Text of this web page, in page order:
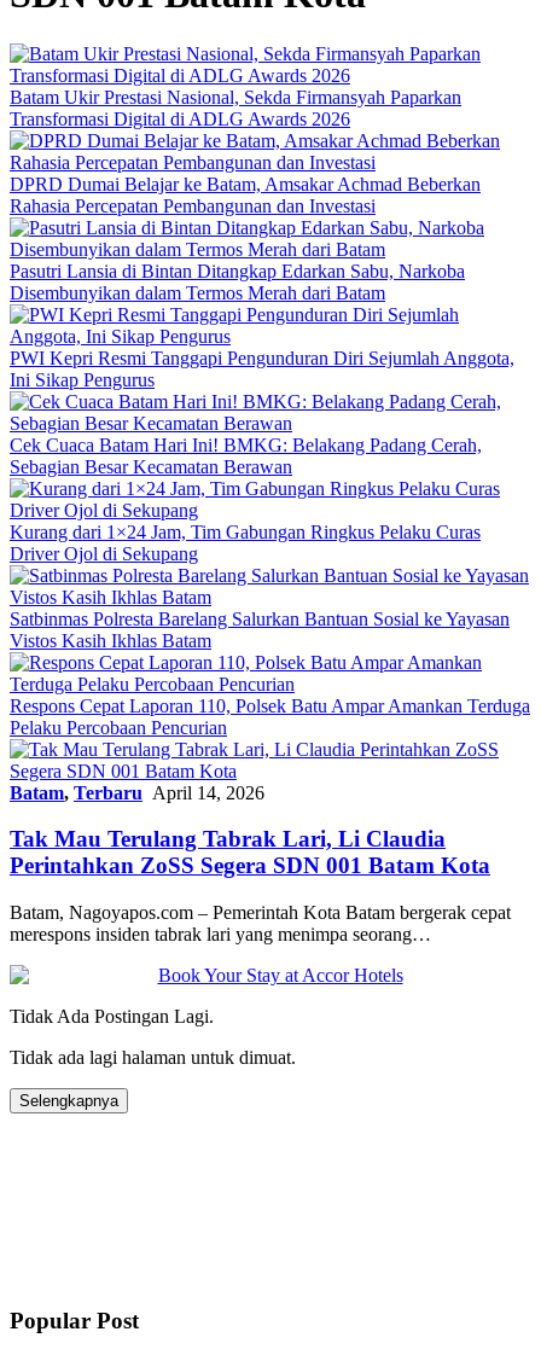
Batam Ukir Prestasi Nasional, Sekda Firmansyah Paparkan
Transformasi Digital di ADLG Awards 2026
DPRD Dumai Belajar ke Batam, Amsakar Achmad Beberkan
Rahasia Percepatan Pembangunan dan Investasi
Pasutri Lansia di Bintan Ditangkap Edarkan Sabu, Narkoba
Disembunyikan dalam Termos Merah dari Batam
PWI Kepri Resmi Tanggapi Pengunduran Diri Sejumlah Anggota,
Ini Sikap Pengurus
Cek Cuaca Batam Hari Ini! BMKG: Belakang Padang Cerah,
Sebagian Besar Kecamatan Berawan
Kurang dari 1×24 Jam, Tim Gabungan Ringkus Pelaku Curas
Driver Ojol di Sekupang
Satbinmas Polresta Barelang Salurkan Bantuan Sosial ke Yayasan
Vistos Kasih Ikhlas Batam
Respons Cepat Laporan 110, Polsek Batu Ampar Amankan Terduga
Pelaku Percobaan Pencurian
Batam, Terbaru April 14, 2026
Tak Mau Terulang Tabrak Lari, Li Claudia
Perintahkan ZoSS Segera SDN 001 Batam Kota
Batam, Nagoyapos.com – Pemerintah Kota Batam bergerak cepat
merespons insiden tabrak lari yang menimpa seorang…
Tidak Ada Postingan Lagi.
Tidak ada lagi halaman untuk dimuat.
Selengkapnya
Popular Post